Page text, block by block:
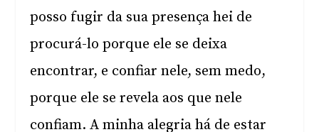
posso fugir da sua presença hei de
procurá-lo porque ele se deixa
encontrar, e confiar nele, sem medo,
porque ele se revela aos que nele
confiam. A minha alegria há de estar